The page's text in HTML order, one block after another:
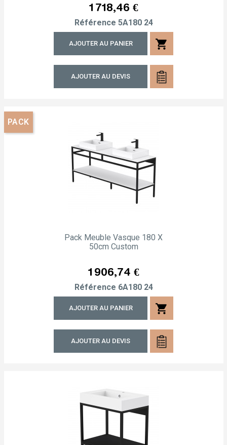
Prix
1 718,46 €
Référence 5A180 24
AJOUTER AU PANIER shopping_cart
AJOUTER AU DEVIS
Pack Meuble Vasque 180 X
50cm Custom
Prix
1 906,74 €
Référence 6A180 24
AJOUTER AU PANIER shopping_cart
AJOUTER AU DEVIS
PACK